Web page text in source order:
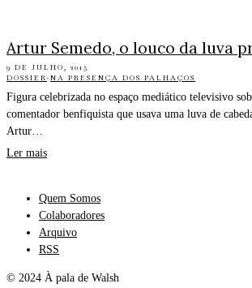
Artur Semedo, o louco da luva
9 DE JULHO, 2015
DOSSIER·NA PRESENÇA DOS PALHAÇOS
Figura celebrizada no espaço mediático televisivo
comentador benfiquista que usava uma luva de
Artur…
Ler mais
Quem Somos
Colaboradores
Arquivo
RSS
© 2024 À pala de Walsh